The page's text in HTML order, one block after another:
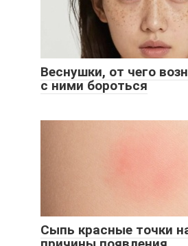
Веснушки, от чего
с ними бороться
Сыпь красные точки